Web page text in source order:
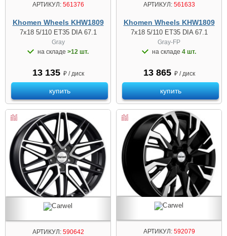
АРТИКУЛ:561376
Khomen Wheels KHW1809
7x18 5/110 ET35 DIA 67.1
Gray
на складе >12 шт.
13 135 ₽ / диск
купить
АРТИКУЛ:561633
Khomen Wheels KHW1809
7x18 5/110 ET35 DIA 67.1
Gray-FP
на складе 4 шт.
13 865 ₽ / диск
купить
АРТИКУЛ:590642 АРТИКУЛ:592079